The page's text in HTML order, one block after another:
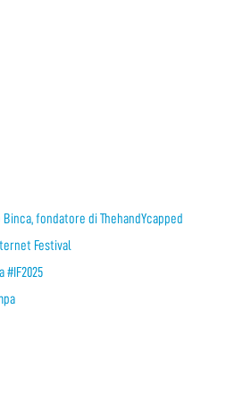
fondatore di ThehandYcapped
Festival
#IF2025